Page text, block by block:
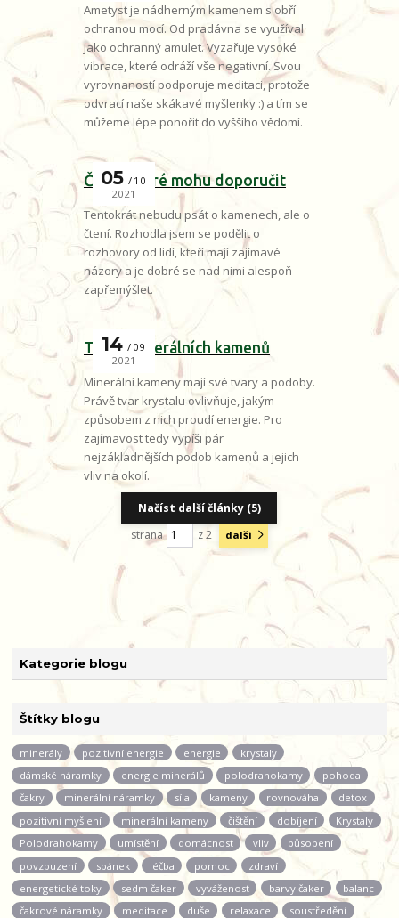
Kategorie blogu
Štítky blogu
minerály pozitivní energie energie
krystaly
dámské náramky
energie minerálů polodrahokamy
pohoda
čakry
minerální náramky síla kameny rovnováha
detox
pozitivní myšlení
minerální kameny čištění dobíjení
Krystaly
Polodrahokamy
umístění domácnost vliv
působení
povzbuzení
spánek léčba pomoc
zdraví
energetické toky
sedm čaker vyváženost barvy čaker
balanc
čakrové náramky
meditace duše relaxace
soustředění
Ametyst je nádherným kamenem s obří
ochranou mocí. Od pradávna se využíval
jako ochranný amulet. Vyzařuje vysoké
vibrace, které odráží vše negativní. Svou
vyrovnaností podporuje meditaci, protože
odvrací naše skákavé myšlenky :) a tím se
můžeme lépe ponořit do vyššího vědomí.
Čtení, které mohu doporučit
05
10
2021
Tentokrát nebudu psát o kamenech, ale o
čtení. Rozhodla jsem se podělit o
rozhovory od lidí, kteří mají zajímavé
názory a je dobré se nad nimi alespoň
zapřemýšlet.
Tvary minerálních kamenů
14
09
2021
Minerální kameny mají své tvary a podoby.
Právě tvar krystalu ovlivňuje, jakým
způsobem z nich proudí energie. Pro
zajímavost tedy vypíši pár
nejzákladnějších podob kamenů a jejich
vliv na okolí.
Načíst další články (5)
strana
z 2 další